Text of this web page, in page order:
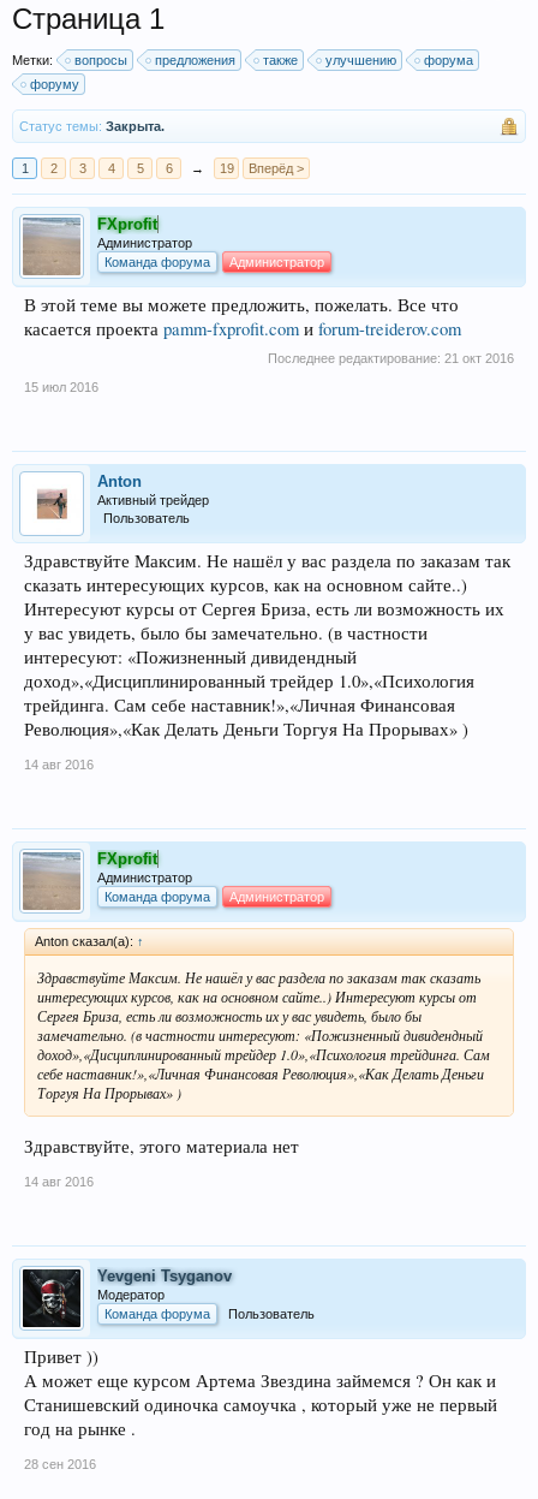
Страница 1
Метки: вопросы предложения также улучшению
форума
форуму
Статус темы: Закрыта.
1 2 3 4 5 6 → 19 Вперёд >
FXprofit
Администратор
Команда форума
Администратор
В этой теме вы можете предложить, пожелать. Все что
касается проекта pamm-fxprofit.com и forum-treiderov.com
Последнее редактирование: 21 окт 2016
15 июл 2016
Anton
Активный трейдер
Пользователь
Здравствуйте Максим. Не нашёл у вас раздела по заказам так
сказать интересующих курсов, как на основном сайте..)
Интересуют курсы от Сергея Бриза, есть ли возможность их
у вас увидеть, было бы замечательно. (в частности
интересуют: «Пожизненный дивидендный
доход»,«Дисциплинированный трейдер 1.0»,«Психология
трейдинга. Сам себе наставник!»,«Личная Финансовая
Революция»,«Как Делать Деньги Торгуя На Прорывах» )
14 авг 2016
FXprofit
Администратор
Команда форума
Администратор
Anton сказал(а): ↑
Здравствуйте Максим. Не нашёл у вас раздела по заказам так сказать
интересующих курсов, как на основном сайте..) Интересуют курсы от
Сергея Бриза, есть ли возможность их у вас увидеть, было бы
замечательно. (в частности интересуют: «Пожизненный дивидендный
доход»,«Дисциплинированный трейдер 1.0»,«Психология трейдинга. Сам
себе наставник!»,«Личная Финансовая Революция»,«Как Делать Деньги
Торгуя На Прорывах» )
Здравствуйте, этого материала нет
14 авг 2016
Yevgeni Tsyganov
Модератор
Команда форума
Пользователь
Привет ))
А может еще курсом Артема Звездина займемся ? Он как и
Станишевский одиночка самоучка , который уже не первый
год на рынке .
28 сен 2016